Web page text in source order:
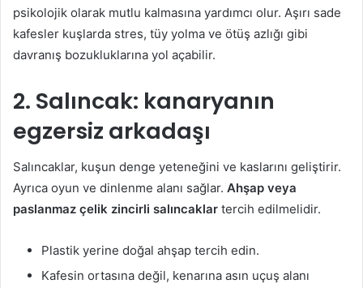
psikolojik olarak mutlu kalmasına yardımcı olur. Aşırı sade
kafesler kuşlarda stres, tüy yolma ve ötüş azlığı gibi
davranış bozukluklarına yol açabilir.
2. Salıncak: kanaryanın
egzersiz arkadaşı
Salıncaklar, kuşun denge yeteneğini ve kaslarını geliştirir.
Ayrıca oyun ve dinlenme alanı sağlar. Ahşap veya
paslanmaz çelik zincirli salıncaklar tercih edilmelidir.
Plastik yerine doğal ahşap tercih edin.
Kafesin ortasına değil, kenarına asın uçuş alanı